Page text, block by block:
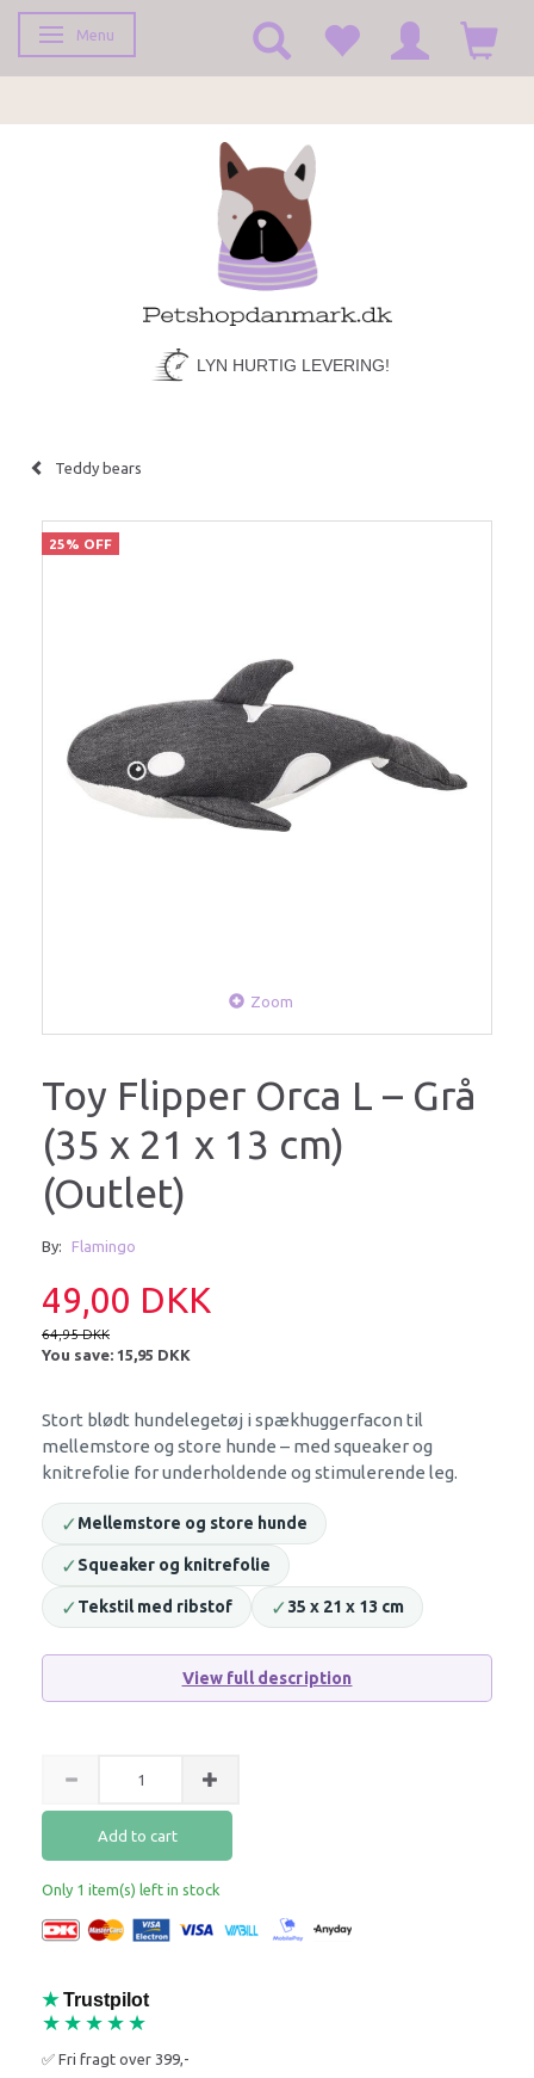
Toggle navigation
Menu
LYN HURTIG LEVERING!
Teddy bears
25% OFF
Zoom
Toy Flipper Orca L – Grå
(35 x 21 x 13 cm)
(Outlet)
By: Flamingo
49,00 DKK
64,95 DKK
You save: 15,95 DKK
Stort blødt hundelegetøj i spækhuggerfacon til
mellemstore og store hunde – med squeaker og
knitrefolie for underholdende og stimulerende leg.
✓Mellemstore og store hunde
✓Squeaker og knitrefolie
✓Tekstil med ribstof ✓35 x 21 x 13 cm
View full description
Add to cart
Only 1 item(s) left in stock
★ Trustpilot
★★★★★
✅ Fri fragt over 399,-